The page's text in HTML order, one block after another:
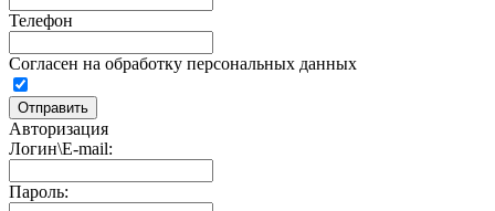
Телефон
Согласен на обработку персональных данных
Авторизация
Логин\E-mail:
Пароль: